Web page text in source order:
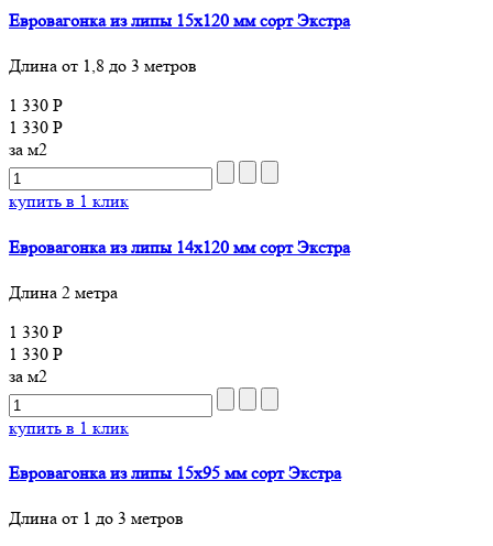
Евровагонка из липы 15х120 мм сорт Экстра
Длина от 1,8 до 3 метров
1 330 Р
1 330 Р
за м2
купить в 1 клик
Евровагонка из липы 14х120 мм сорт Экстра
Длина 2 метра
1 330 Р
1 330 Р
за м2
купить в 1 клик
Евровагонка из липы 15х95 мм сорт Экстра
Длина от 1 до 3 метров